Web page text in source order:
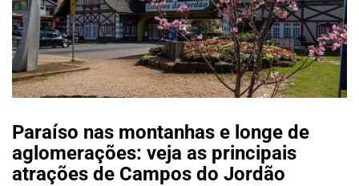
Paraíso nas montanhas e longe de
aglomerações: veja as principais
atrações de Campos do Jordão